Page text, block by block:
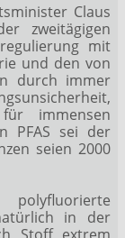
Claus
zweitägigen
mit
und den von
durch immer
immensen
PFAS sei der
seien 2000
in der